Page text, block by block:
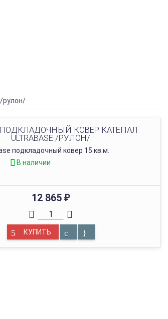
рулон/
КОВЕР КАТЕПАЛ
ULTRABASE /РУЛОН/
подкладочный ковер 15 кв.м.
В наличии
12 865 ₽
КУПИТЬ